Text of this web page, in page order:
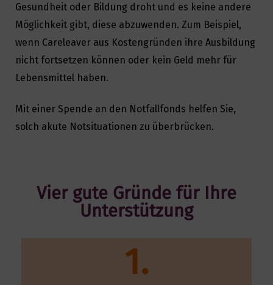
Search
Gesundheit oder Bildung droht und es keine andere
Möglichkeit gibt, diese abzuwenden. Zum Beispiel,
wenn Careleaver aus Kostengründen ihre Ausbildung
nicht fortsetzen können oder kein Geld mehr für
Lebensmittel haben.
Mit einer Spende an den Notfallfonds helfen Sie,
solch akute Notsituationen zu überbrücken.
Vier gute Gründe für Ihre
Unterstützung
1.